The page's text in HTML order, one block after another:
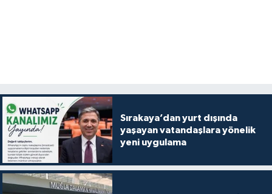
Sırakaya’dan yurt dışında
yaşayan vatandaşlara yönelik
yeni uygulama